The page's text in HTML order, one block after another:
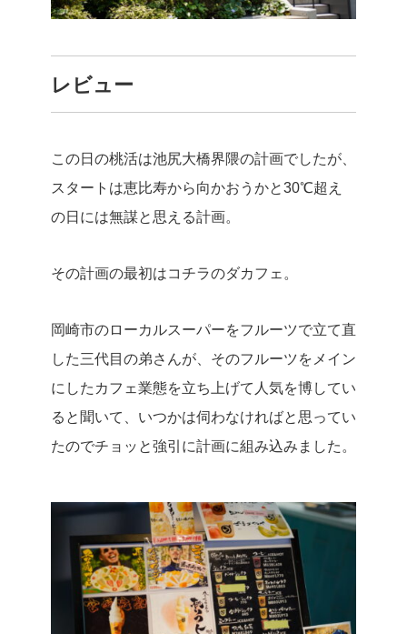
レビュー
この日の桃活は池尻大橋界隈の計画でしたが、
スタートは恵比寿から向かおうかと30℃超え
の日には無謀と思える計画。
その計画の最初はコチラのダカフェ。
岡崎市のローカルスーパーをフルーツで立て直
した三代目の弟さんが、そのフルーツをメイン
にしたカフェ業態を立ち上げて人気を博してい
ると聞いて、いつかは伺わなければと思ってい
たのでチョッと強引に計画に組み込みました。